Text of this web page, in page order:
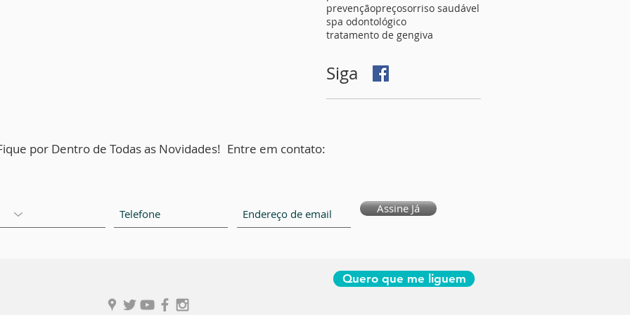
prevençãopreçosorriso saudável
spa odontológico
tratamento de gengiva
Siga
por Dentro de Todas as Novidades! Entre em contato:
Assine Já
Quero que me liguem